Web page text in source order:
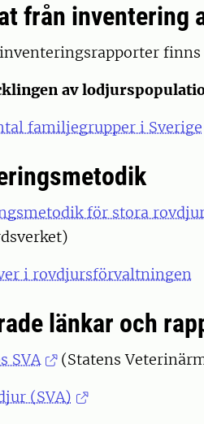
från inventering
finns
av
familjegrupper i Sverige
för stora
i rovdjursförvaltningen
länkar och
SVA
(Statens
(SVA)